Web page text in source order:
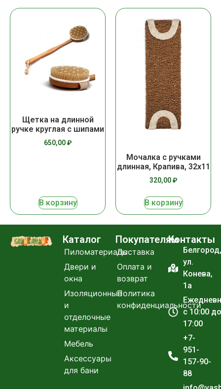
Щетка на длинной
ручке круглая с шипами
650,00₽
В корзину
Мочалка с ручками
длинная, Крапива, 32х11
320,00₽
В корзину
Каталог
Пиломатериалы
Двери и
окна
Изоляционные
и
отделочные
материалы
Мебель
Аксессуары
для бани
Покупателям
Доставка
Оплата и
возврат
Политика
конфиденциальности
Контакты
Белгород,
ул.
Конева,
1а
с 10:00 до
17:00
+7-
951-
157-90-
88